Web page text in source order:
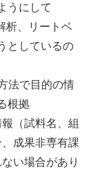
うにして
析、リートベ
としているの
法で目的の情
根拠
（試料名、組
成果非専有課
い場合があり